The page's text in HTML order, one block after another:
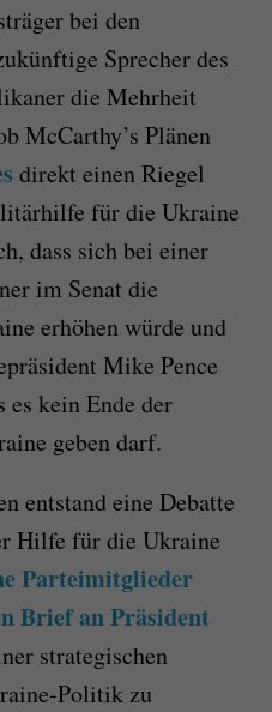
bei den
Sprecher des
die Mehrheit
McCarthy’s Plänen
direkt einen Riegel
für die Ukraine
dass sich bei einer
im Senat die
erhöhen würde und
Mike Pence
es kein Ende der
geben darf.
entstand eine Debatte
Hilfe für die Ukraine
Parteimitglieder
Brief an Präsident
strategischen
Politik zu